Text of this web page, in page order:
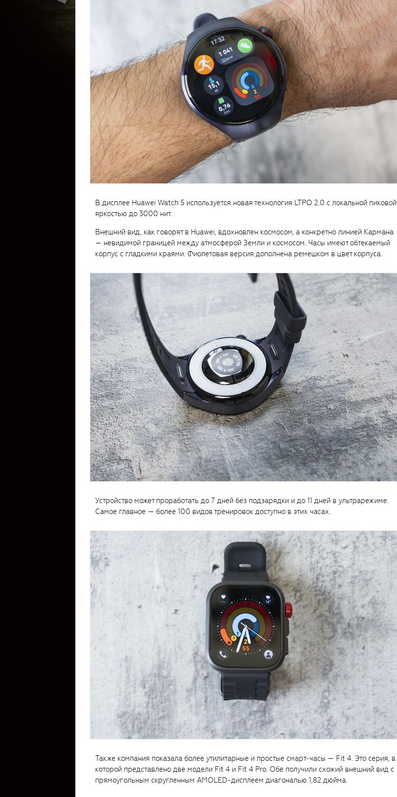
В дисплее Huawei Watch 5 используется новая технология LTPO 2.0 с локальной пиковой
яркостью до 3000 нит.
Внешний вид, как говорят в Huawei, вдохновлен космосом, а конкретно линией Кармана
— невидимой границей между атмосферой Земли и космосом. Часы имеют обтекаемый
корпус с гладкими краями. Фиолетовая версия дополнена ремешком в цвет корпуса.
Устройство может проработать до 7 дней без подзарядки и до 11 дней в ультрарежиме.
Самое главное — более 100 видов тренировок доступно в этих часах.
Также компания показала более утилитарные и простые смарт-часы — Fit 4. Это серия, в
которой представлено две модели Fit 4 и Fit 4 Pro. Обе получили схожий внешний вид с
прямоугольным скругленным AMOLED-дисплеем диагональю 1,82 дюйма.